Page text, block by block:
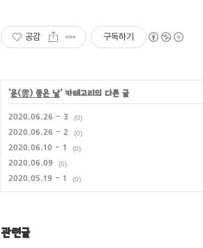
공감 구독하기
'운(雲) 좋은 날' 카테고리의 다른 글
2020.06.26 - 3 (0)
2020.06.26 - 2 (0)
2020.06.10 - 1 (0)
2020.06.09 (0)
2020.05.19 - 1 (0)
관련글